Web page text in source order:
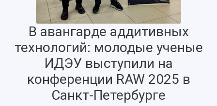
В авангарде аддитивных
технологий: молодые ученые
ИДЭУ выступили на
конференции RAW 2025 в
Санкт-Петербурге